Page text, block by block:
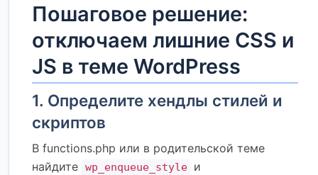
Пошаговое решение:
отключаем лишние CSS и
JS в теме WordPress
1. Определите хендлы стилей и
скриптов
В functions.php или в родительской теме
найдите wp_enqueue_style и